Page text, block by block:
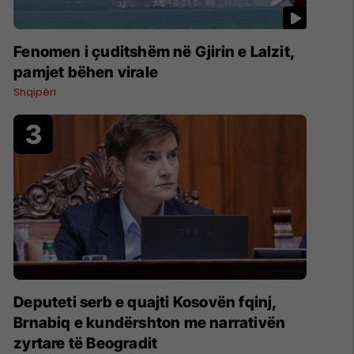
Fenomen i çuditshëm në Gjirin e Lalzit,
pamjet bëhen virale
Shqipëri
Deputeti serb e quajti Kosovën fqinj,
Brnabiq e kundërshton me narrativën
zyrtare të Beogradit